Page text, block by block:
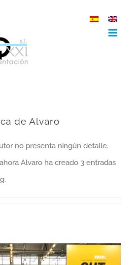
de Alvaro
no presenta ningún detalle.
Alvaro ha creado 3 entradas